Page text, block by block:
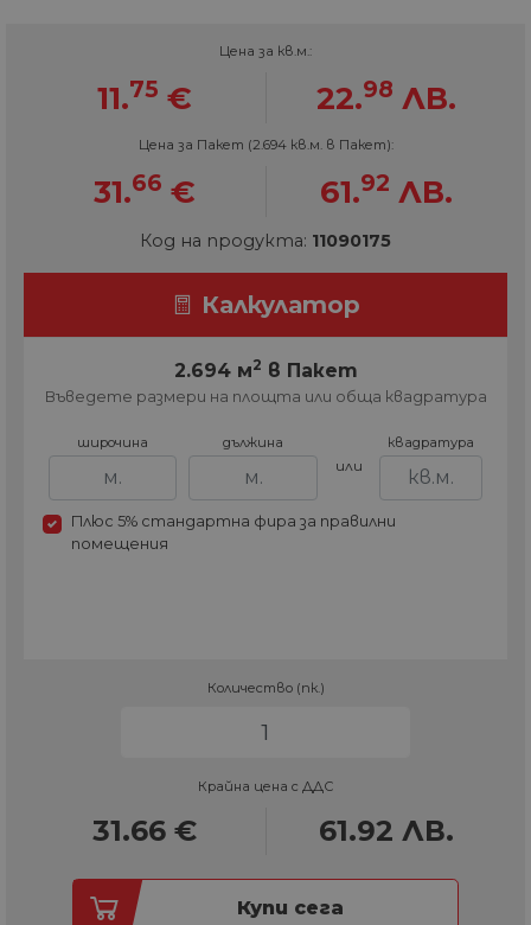
Цена за кв.м.:
11.75 € 22.98 ЛВ.
Цена за Пакет (2.694 кв.м. в Пакет):
31.66 € 61.92 ЛВ.
Код на продукта: 11090175
Калкулатор
2.694 м2 в Пакет
Въведете размери на площта или обща квадратура
широчина дължина
или
квадратура
Плюс 5% стандартна фира за правилни
помещения
Количество (пк.)
Крайна цена с ДДС
31.66 € 61.92 ЛВ.
Купи сега